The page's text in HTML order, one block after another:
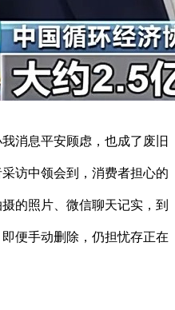
息平安顾虑，也成了废旧
访中领会到，消费者担心的
的照片、微信聊天记实，到
便手动删除，仍担忧存正在